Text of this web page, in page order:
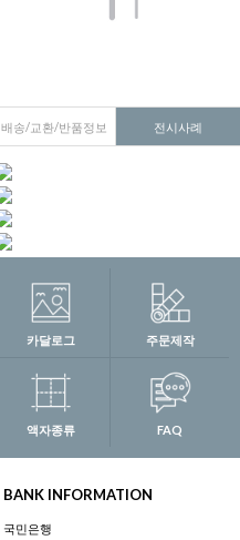
배송/교환/반품정보 전시사례
카달로그 주문제작
액자종류 FAQ
BANK INFORMATION
국민은행